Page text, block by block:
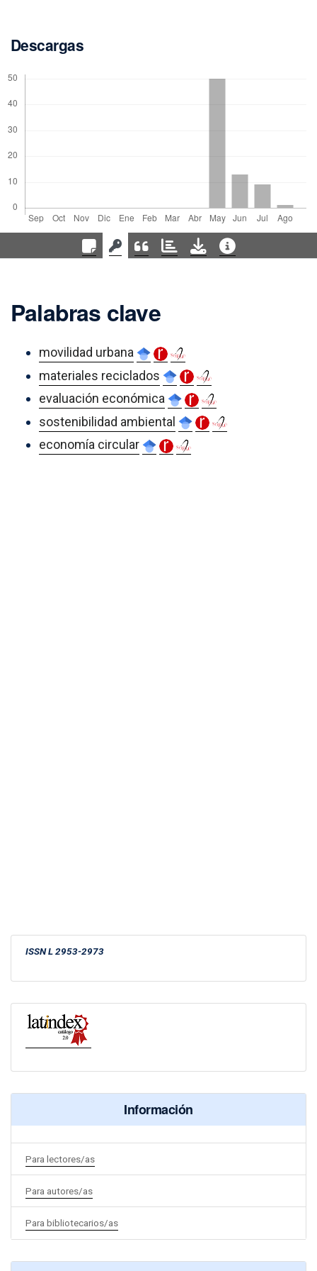
Descargas
Palabras clave
movilidad urbana
materiales reciclados
evaluación económica
sostenibilidad ambiental
economía circular
ISSNL 2953-2973
Información
Para lectores/as
Para autores/as
Para bibliotecarios/as